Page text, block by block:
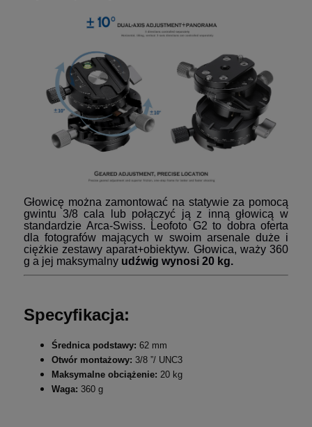
Głowicę można zamontować na statywie za pomocą
gwintu 3/8 cala lub połączyć ją z inną głowicą w
standardzie Arca-Swiss. Leofoto G2 to dobra oferta
dla fotografów mających w swoim arsenale duże i
ciężkie zestawy aparat+obiektyw. Głowica, waży 360
g a jej maksymalny udźwig wynosi 20 kg.
Specyfikacja:
Średnica podstawy: 62 mm
Otwór montażowy: 3/8 ”/ UNC3
Maksymalne obciążenie: 20 kg
Waga: 360 g